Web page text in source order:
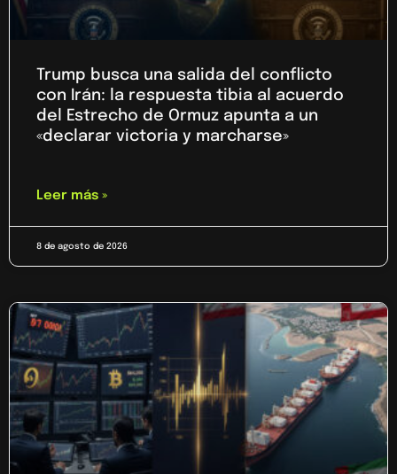
Trump busca una salida del conflicto
con Irán: la respuesta tibia al acuerdo
del Estrecho de Ormuz apunta a un
«declarar victoria y marcharse»
Leer más »
8 de agosto de 2026